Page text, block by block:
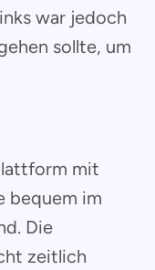
war jedoch
sollte, um
mit
bequem im
Die
zeitlich